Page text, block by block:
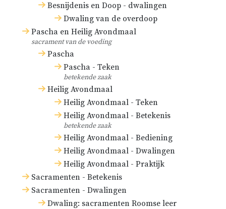
Besnijdenis en Doop - dwalingen
Dwaling van de overdoop
Pascha en Heilig Avondmaal
sacrament van de voeding
Pascha
Pascha - Teken
betekende zaak
Heilig Avondmaal
Heilig Avondmaal - Teken
Heilig Avondmaal - Betekenis
betekende zaak
Heilig Avondmaal - Bediening
Heilig Avondmaal - Dwalingen
Heilig Avondmaal - Praktijk
Sacramenten - Betekenis
Sacramenten - Dwalingen
Dwaling: sacramenten Roomse leer